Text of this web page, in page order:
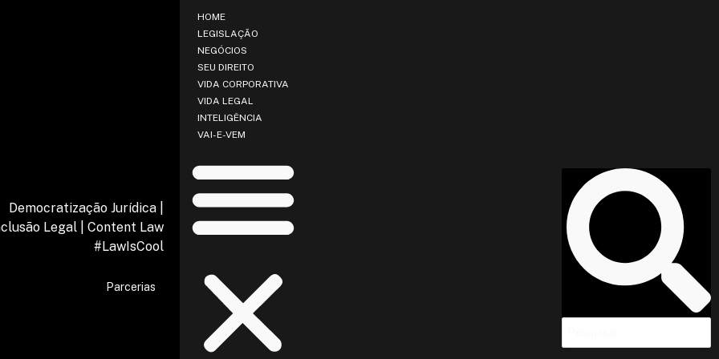
Democratização Jurídica |
Legal | Content Law
#LawIsCool
Parcerias
HOME
LEGISLAÇÃO
NEGÓCIOS
SEU DIREITO
VIDA CORPORATIVA
VIDA LEGAL
INTELIGÊNCIA
VAI-E-VEM